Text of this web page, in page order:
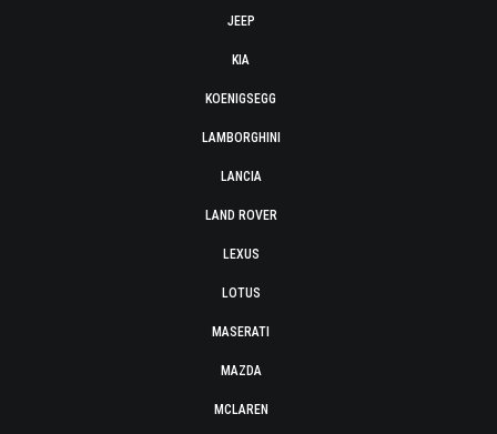
JEEP
KIA
KOENIGSEGG
LAMBORGHINI
LANCIA
LAND ROVER
LEXUS
LOTUS
MASERATI
MAZDA
MCLAREN